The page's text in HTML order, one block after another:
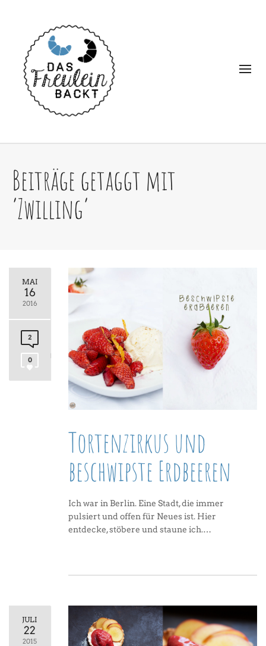
Beiträge getaggt mit
‘Zwilling’
MAI
16
2016
2
0
Tortenzirkus und
beschwipste Erdbeeren
Ich war in Berlin. Eine Stadt, die immer
pulsiert und offen für Neues ist. Hier
entdecke, stöbere und staune ich.…
JULI
22
2015